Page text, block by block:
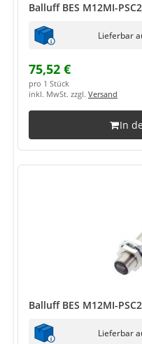
Balluff BES M12MI-
Lieferbar
75,52 €
pro 1 Stück
inkl. MwSt. zzgl. Versand
In
Balluff BES M12MI-
Lieferbar